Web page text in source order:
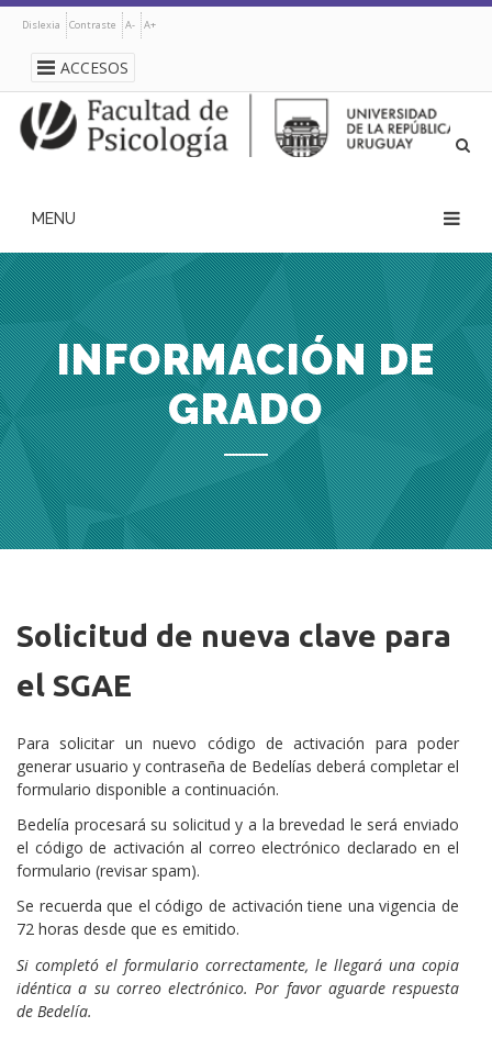
Pasar
principal
Dislexia Contraste A- A+
ACCESOS
navegación
principal
INFORMACIÓN DE
GRADO
Solicitud de nueva clave para
el SGAE
Cuerpo
Para solicitar un nuevo código de activación para poder
generar usuario y contraseña de Bedelías deberá completar el
formulario disponible a continuación.
Bedelía procesará su solicitud y a la brevedad le será enviado
el código de activación al correo electrónico declarado en el
formulario (revisar spam).
Se recuerda que el código de activación tiene una vigencia de
72 horas desde que es emitido.
Si completó el formulario correctamente, le llegará una copia
idéntica a su correo electrónico. Por favor aguarde respuesta
de Bedelía.